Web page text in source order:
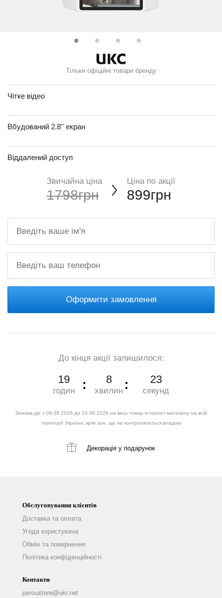
Тільки офіційні товари бренду
Чітке відео
Вбудований 2.8'' екран
Віддалений доступ
Звичайна ціна
1798грн
Ціна по акції
899грн
Оформити замовлення
До кінця акції залишилося:
19
годин
8
хвилин
22
секунд
Знижка діє з 09.08.2026 до 10.08.2026 на весь товар інтернет-магазину на всій
території України, крім зон, що не контролюються владою
Декорація у подарунок
Обслуговування клієнтів
Доставка та оплата
Угода користувача
Обмін та повернення
Політика конфіденційності
Контакти
peroustore@ukr.net